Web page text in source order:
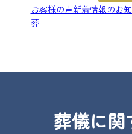
お客様の声新着情報のお
葬
葬儀に関